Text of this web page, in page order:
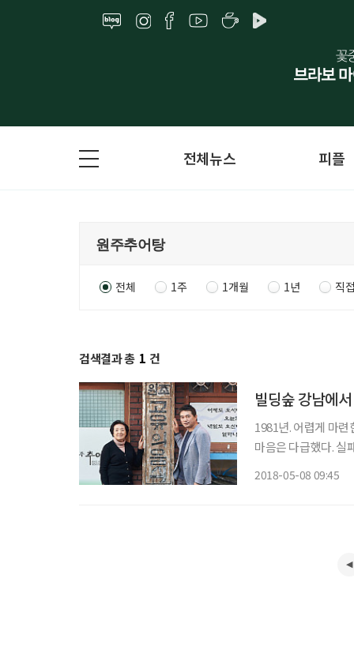
전체뉴스 피플
전체 1주 1개월 1년 직
검색결과 총 1 건
빌딩숲 강남에
1981년. 어렵게 마
마음은 다급했다. 실
2018-05-08 09:45